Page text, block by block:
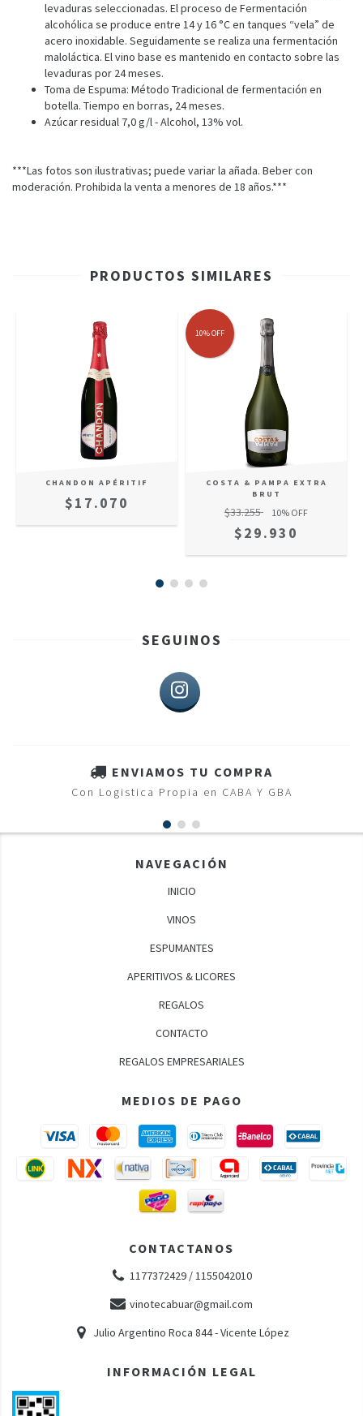
levaduras seleccionadas. El proceso de Fermentación
alcohólica se produce entre 14 y 16 °C en tanques “vela” de
acero inoxidable. Seguidamente se realiza una fermentación
maloláctica. El vino base es mantenido en contacto sobre las
levaduras por 24 meses.
Toma de Espuma: Método Tradicional de fermentación en
botella. Tiempo en borras, 24 meses.
Azúcar residual 7,0 g/l - Alcohol, 13% vol.
***Las fotos son ilustrativas; puede variar la añada. Beber con
moderación. Prohibida la venta a menores de 18 años.***
PRODUCTOS SIMILARES
CHANDON APÉRITIF
$17.070
10%OFF
COSTA & PAMPA EXTRA
BRUT
$33.255 10% OFF
$29.930
SEGUINOS
ENVIAMOS TU COMPRA
Con Logistica Propia en CABA Y GBA
NAVEGACIÓN
INICIO
VINOS
ESPUMANTES
APERITIVOS & LICORES
REGALOS
CONTACTO
REGALOS EMPRESARIALES
MEDIOS DE PAGO
CONTACTANOS
1177372429 / 1155042010
vinotecabuar@gmail.com
Julio Argentino Roca 844 - Vicente López
INFORMACIÓN LEGAL